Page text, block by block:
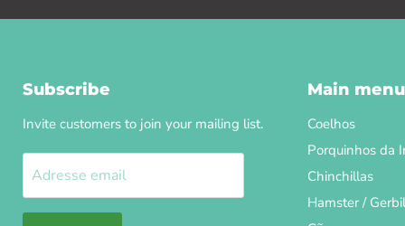
Subscribe
Invite customers to join your mailing list.
Adresse email
Main menu
Coelhos
Porquinhos da
Chinchillas
Hamster / Gerbil